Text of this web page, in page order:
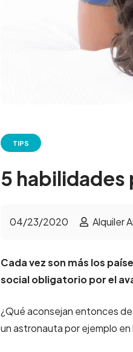
TIPS
5 habilidades
04/23/2020 Alquiler
Cada vez son más los
social obligatorio por el
¿Qué aconsejan entonces
un astronauta por ejemplo